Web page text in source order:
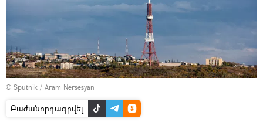
© Sputnik / Aram Nersesyan
Բաժանորդագրվել